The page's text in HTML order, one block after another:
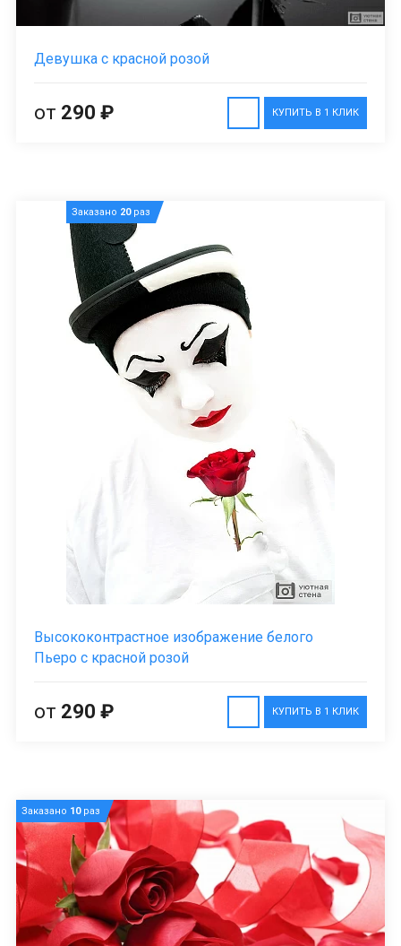
Девушка с красной розой
КУПИТЬ В 1 КЛИК
от 290 ₽
Заказано 20раз
Высококонтрастное изображение белого
Пьеро с красной розой
КУПИТЬ В 1 КЛИК
от 290 ₽
Заказано 10раз